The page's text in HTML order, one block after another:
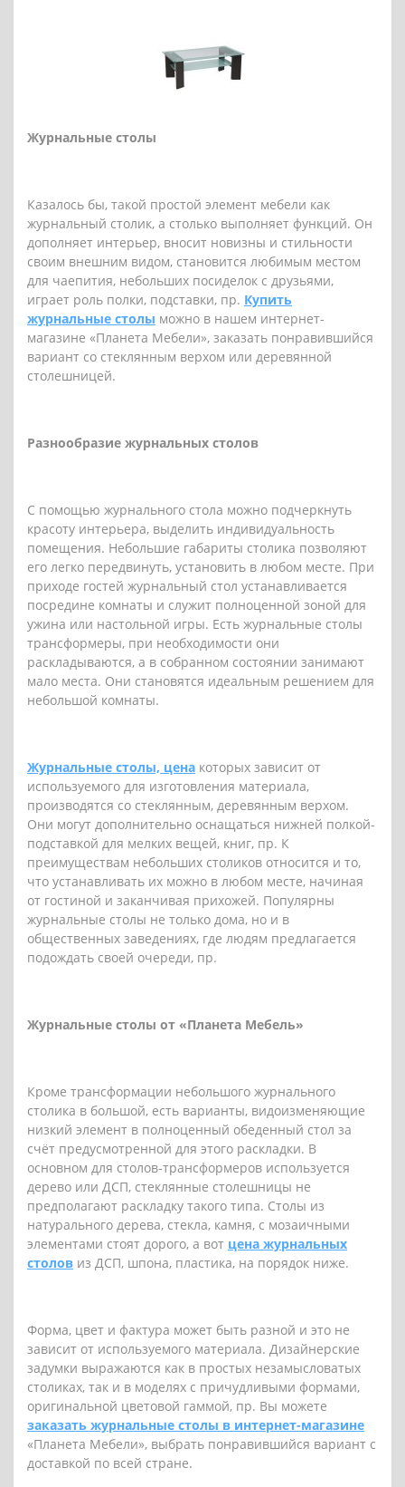
Журнальные столы
Казалось бы, такой простой элемент мебели как
журнальный столик, а столько выполняет функций. Он
дополняет интерьер, вносит новизны и стильности
своим внешним видом, становится любимым местом
для чаепития, небольших посиделок с друзьями,
играет роль полки, подставки, пр. Купить
журнальные столы можно в нашем интернет-
магазине «Планета Мебели», заказать понравившийся
вариант со стеклянным верхом или деревянной
столешницей.
Разнообразие журнальных столов
С помощью журнального стола можно подчеркнуть
красоту интерьера, выделить индивидуальность
помещения. Небольшие габариты столика позволяют
его легко передвинуть, установить в любом месте. При
приходе гостей журнальный стол устанавливается
посредине комнаты и служит полноценной зоной для
ужина или настольной игры. Есть журнальные столы
трансформеры, при необходимости они
раскладываются, а в собранном состоянии занимают
мало места. Они становятся идеальным решением для
небольшой комнаты.
Журнальные столы, цена которых зависит от
используемого для изготовления материала,
производятся со стеклянным, деревянным верхом.
Они могут дополнительно оснащаться нижней полкой-
подставкой для мелких вещей, книг, пр. К
преимуществам небольших столиков относится и то,
что устанавливать их можно в любом месте, начиная
от гостиной и заканчивая прихожей. Популярны
журнальные столы не только дома, но и в
общественных заведениях, где людям предлагается
подождать своей очереди, пр.
Журнальные столы от «Планета Мебель»
Кроме трансформации небольшого журнального
столика в большой, есть варианты, видоизменяющие
низкий элемент в полноценный обеденный стол за
счёт предусмотренной для этого раскладки. В
основном для столов-трансформеров используется
дерево или ДСП, стеклянные столешницы не
предполагают раскладку такого типа. Столы из
натурального дерева, стекла, камня, с мозаичными
элементами стоят дорого, а вот цена журнальных
столов из ДСП, шпона, пластика, на порядок ниже.
Форма, цвет и фактура может быть разной и это не
зависит от используемого материала. Дизайнерские
задумки выражаются как в простых незамысловатых
столиках, так и в моделях с причудливыми формами,
оригинальной цветовой гаммой, пр. Вы можете
заказать журнальные столы в интернет-магазине
«Планета Мебели», выбрать понравившийся вариант с
доставкой по всей стране.